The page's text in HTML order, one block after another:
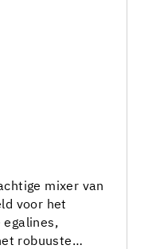
mixer van
voor het
egalines,
robuuste…